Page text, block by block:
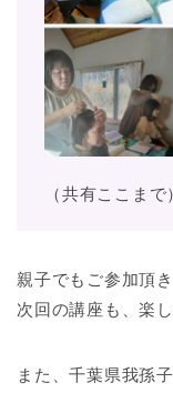
（共有ここまで
親子でもご参加頂
次回の講座も、楽
また、千葉県我孫